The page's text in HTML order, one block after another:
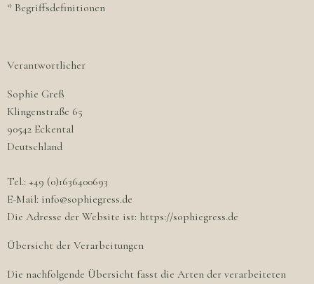
* Begriffsdefinitionen
Verantwortlicher
Sophie Greß
Klingenstraße 65
90542 Eckental
Deutschland
Tel.: +49 (0)1636400693
E-Mail: info@sophiegress.de
Die Adresse der Website ist: https://sophiegress.de
Übersicht der Verarbeitungen
Die nachfolgende Übersicht fasst die Arten der verarbeiteten